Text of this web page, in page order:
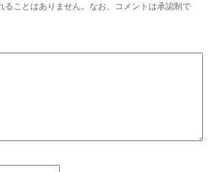
ることはありません。なお、コメントは承認制で